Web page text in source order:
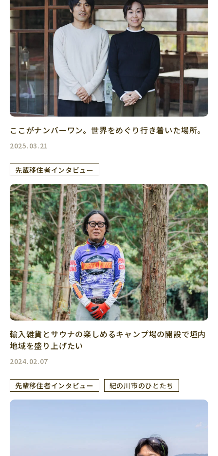
ここがナンバーワン。世界をめぐり行き着いた場所。
2025.03.21
先輩移住者インタビュー
輸入雑貨とサウナの楽しめるキャンプ場の開設で垣内
地域を盛り上げたい
2024.02.07
先輩移住者インタビュー 紀の川市のひとたち